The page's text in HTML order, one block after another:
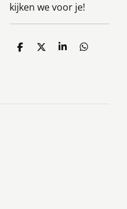
kijken we voor je!
D
D
S
D